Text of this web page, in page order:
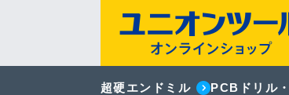
超硬エンドミル PCBドリル